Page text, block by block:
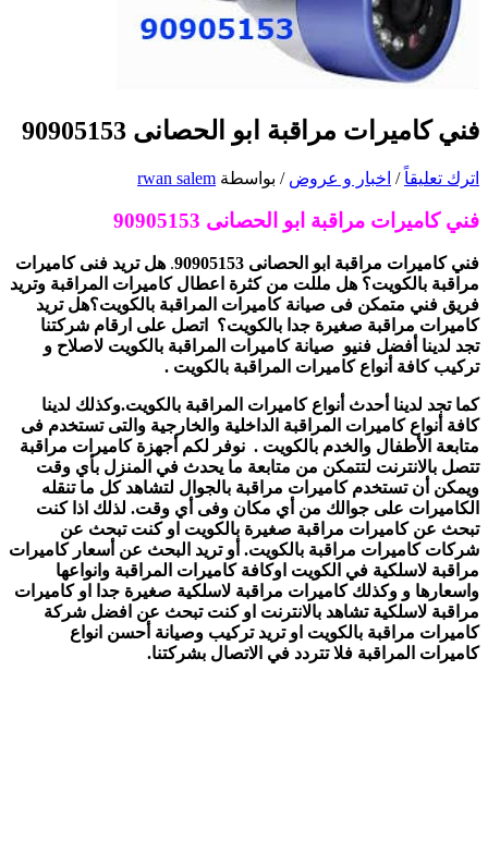
فني كاميرات مراقبة ابو الحصانى 90905153
اترك تعليقاً / اخبار و عروض / بواسطة rwan salem
فني كاميرات مراقبة ابو الحصانى 90905153
فني كاميرات مراقبة ابو الحصانى 90905153 . هل تريد فنى كاميرات
مراقبة بالكويت؟ هل مللت من كثرة اعطال كاميرات المراقبة وتريد
فريق فني متمكن فى صيانة كاميرات المراقبة بالكويت؟هل تريد
كاميرات مراقبة صغيرة جدا بالكويت؟ اتصل على ارقام شركتنا
تجد لدينا أفضل فنيو صيانة كاميرات المراقبة بالكويت لاصلاح و
تركيب كافة أنواع كاميرات المراقبة بالكويت .
كما تجد لدينا أحدث أنواع كاميرات المراقبة بالكويت.وكذلك لدينا
كافة أنواع كاميرات المراقبة الداخلية والخارجية والتى تستخدم فى
متابعة الأطفال والخدم بالكويت . نوفر لكم أجهزة كاميرات مراقبة
تتصل بالانترنت لتتمكن من متابعة ما يحدث في المنزل بأي وقت
ويمكن أن تستخدم كاميرات مراقبة بالجوال لتشاهد كل ما تنقله
الكاميرات على جوالك من أي مكان وفى أي وقت. لذلك اذا كنت
تبحث عن كاميرات مراقبة صغيرة بالكويت او كنت تبحث عن
شركات كاميرات مراقبة بالكويت. أو تريد البحث عن أسعار كاميرات
مراقبة لاسلكية في الكويت اوكافة كاميرات المراقبة وانواعها
واسعارها و وكذلك كاميرات مراقبة لاسلكية صغيرة جدا او كاميرات
مراقبة لاسلكية تشاهد بالانترنت او كنت تبحث عن افضل شركة
كاميرات مراقبة بالكويت او تريد تركيب وصيانة أحسن انواع
كاميرات المراقبة فلا تتردد في الاتصال بشركتنا.